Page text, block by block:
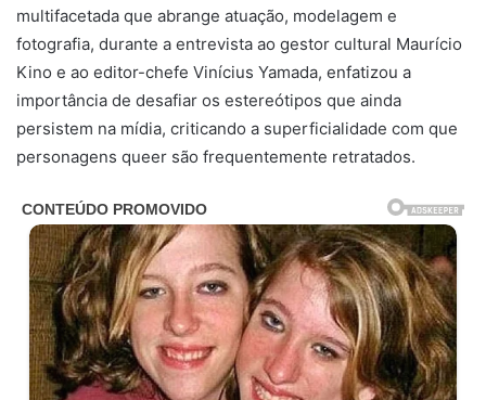
multifacetada que abrange atuação, modelagem e
fotografia, durante a entrevista ao gestor cultural Maurício
Kino e ao editor-chefe Vinícius Yamada, enfatizou a
importância de desafiar os estereótipos que ainda
persistem na mídia, criticando a superficialidade com que
personagens queer são frequentemente retratados.